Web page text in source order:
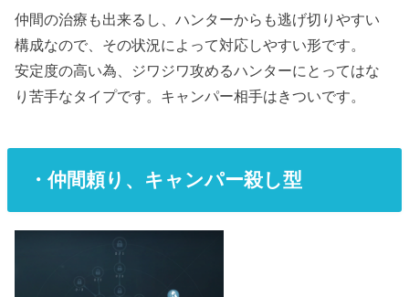
仲間の治療も出来るし、ハンターからも逃げ切りやすい
構成なので、その状況によって対応しやすい形です。
安定度の高い為、ジワジワ攻めるハンターにとってはな
り苦手なタイプです。キャンパー相手はきついです。
・仲間頼り、キャンパー殺し型